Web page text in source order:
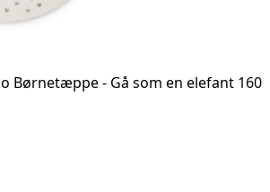
Børnetæppe - Gå som en elefant 160